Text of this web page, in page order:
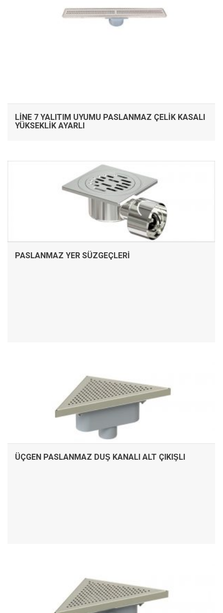
LINE 7 YALITIM UYUMU PASLANMAZ ÇELIK KASALI
YÜKSEKLIK AYARLI
İNCELE
PASLANMAZ YER SÜZGEÇLERI
ÜÇGEN PASLANMAZ DUŞ KANALI ALT ÇIKIŞLI